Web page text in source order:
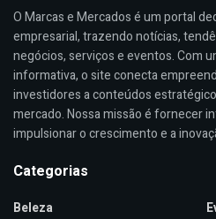
O Marcas e Mercados é um portal
empresarial, trazendo notícias,
negócios, serviços e eventos. Com
informativa, o site conecta
investidores a conteúdos
mercado. Nossa missão é fornecer
impulsionar o crescimento e a
Categorias
Beleza